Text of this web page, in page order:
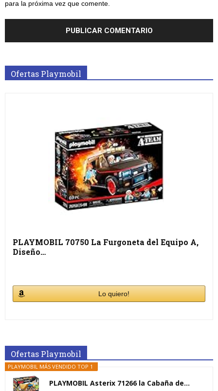
para la próxima vez que comente.
Ofertas Playmobil
PLAYMOBIL 70750 La Furgoneta del Equipo A,
Diseño…
Lo quiero!
Ofertas Playmobil
PLAYMOBIL MÁS VENDIDO TOP 1
PLAYMOBIL Asterix 71266 la Cabaña de...